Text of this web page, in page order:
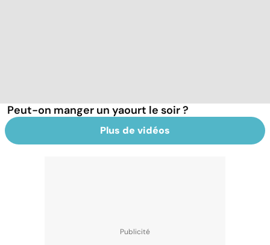
Peut-on manger un yaourt le soir ?
Plus de vidéos